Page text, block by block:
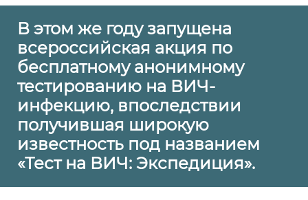
В этом же году запущена
всероссийская акция по
бесплатному анонимному
тестированию на ВИЧ-
инфекцию, впоследствии
получившая широкую
известность под названием
«Тест на ВИЧ: Экспедиция».